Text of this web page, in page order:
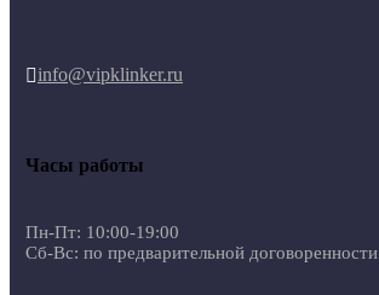
info@vipklinker.ru
Часы работы
Пн-Пт: 10:00-19:00
Сб-Вс: по предварительной договоренности